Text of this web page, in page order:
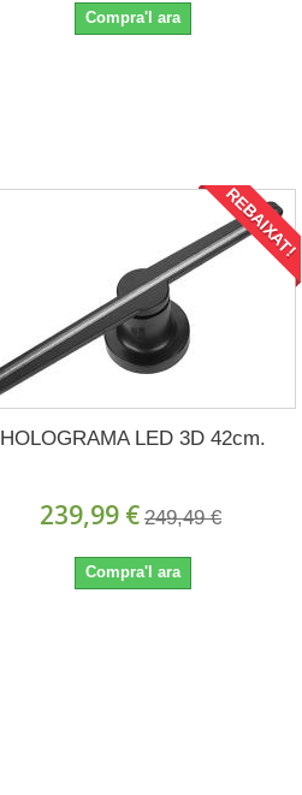
Compra'l ara
REBAIXAT!
HOLOGRAMA LED 3D 42cm.
239,99 € 249,49 €
Compra'l ara